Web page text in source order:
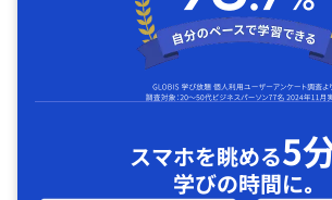
スマホを眺める5
学びの時間に｡